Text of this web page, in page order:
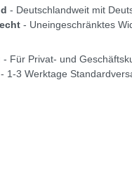
- Deutschlandweit mit
- Uneingeschränktes
- Für Privat- und
- 1-3 Werktage